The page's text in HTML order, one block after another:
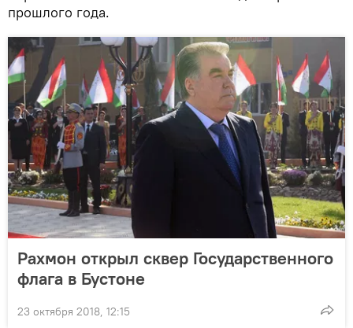
прошлого года.
Рахмон открыл сквер Государственного
флага в Бустоне
23 октября 2018, 12:15